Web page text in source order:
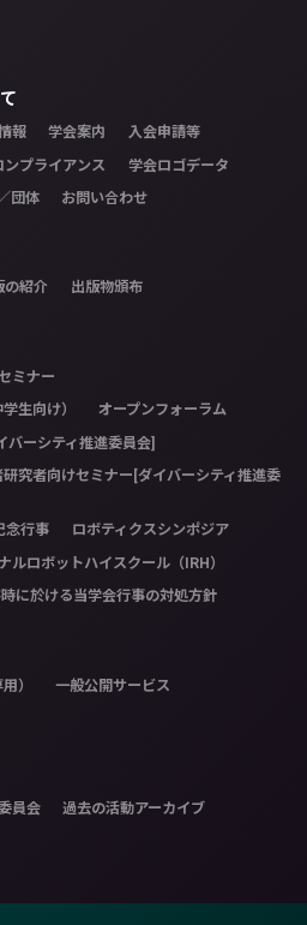
報 学会案内 入会申請等
ンプライアンス 学会ロゴデータ
団体 お問い合わせ
の紹介 出版物頒布
ミナー
生向け） オープンフォーラム
バーシティ推進委員会]
究者向けセミナー[ダイバーシティ推進委
念行事 ロボティクスシンポジア
ルロボットハイスクール（IRH）
に於ける当学会行事の対処方針
） 一般公開サービス
員会 過去の活動アーカイブ